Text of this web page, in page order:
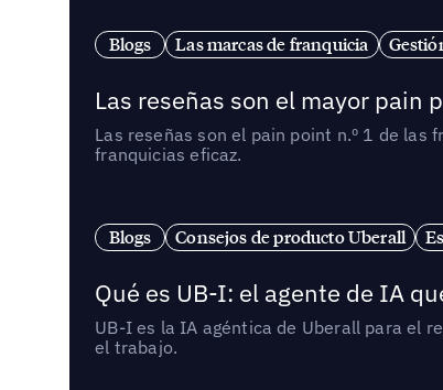
Blogs Las marcas de franquicia
Las reseñas son el mayor
Las reseñas son el pain point n.º 1 de
franquicias eficaz.
Blogs Consejos de producto Uberall
Qué es UB-I: el agente de IA
UB-I es la IA agéntica de Uberall para el
el trabajo.